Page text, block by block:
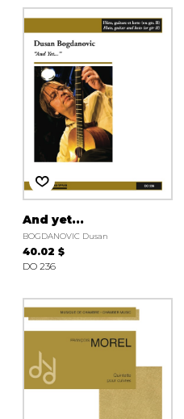
And yet...
BOGDANOVIC Dusan
40.02 $
DO 236